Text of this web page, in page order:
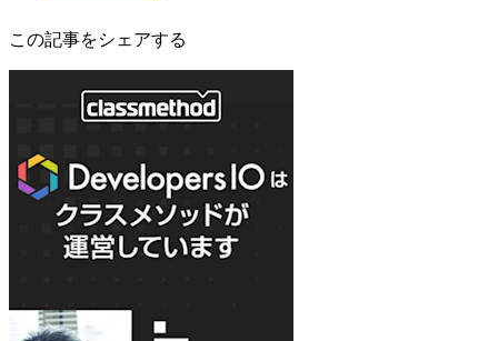
この記事をシェアする